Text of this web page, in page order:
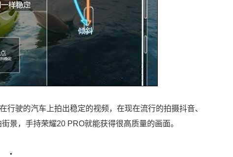
驶的汽车上拍出稳定的视频，在现在流行的拍摄抖音、
景，手持荣耀20 PRO就能获得很高质量的画面。